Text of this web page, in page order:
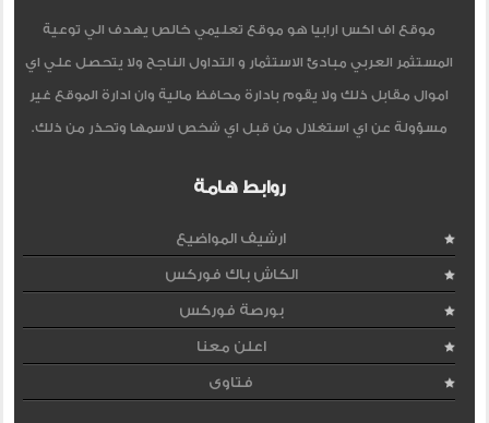
موقع اف اكس ارابيا هو موقع تعليمي خالص يهدف الي توعية
المستثمر العربي مبادئ الاستثمار و التداول الناجح ولا يتحصل علي اي
اموال مقابل ذلك ولا يقوم بادارة محافظ مالية وان ادارة الموقع غير
مسؤولة عن اي استغلال من قبل اي شخص لاسمها وتحذر من ذلك.
روابط هامة
ارشيف المواضيع
الكاش باك فوركس
بورصة فوركس
اعلن معنا
فتاوى